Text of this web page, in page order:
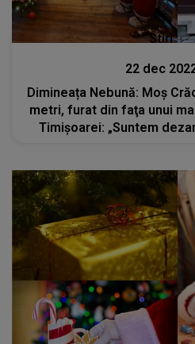
Stiri
22 dec
Dimineața Nebună: Moș
metri, furat din faţa unui
Timișoarei: „Suntem